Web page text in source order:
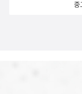
개되고 사유되며 실험
나 퍼즐, 음모 등을 숨
중